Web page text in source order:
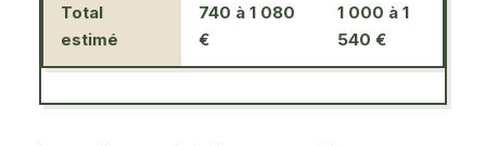
Total
estimé
740 à 1 080
€
1 000 à 1
540 €